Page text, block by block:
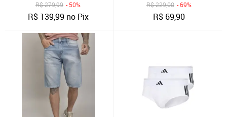
R$279,99 - 50%
R$ 139,99 no Pix
R$229,00 - 69%
R$ 69,90